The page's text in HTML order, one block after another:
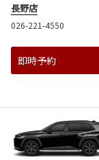
長野店
026-221-4550
即時予約